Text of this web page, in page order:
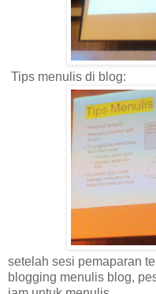
Tips menulis di blog:
setelah sesi pemaparan
blogging menulis blog,